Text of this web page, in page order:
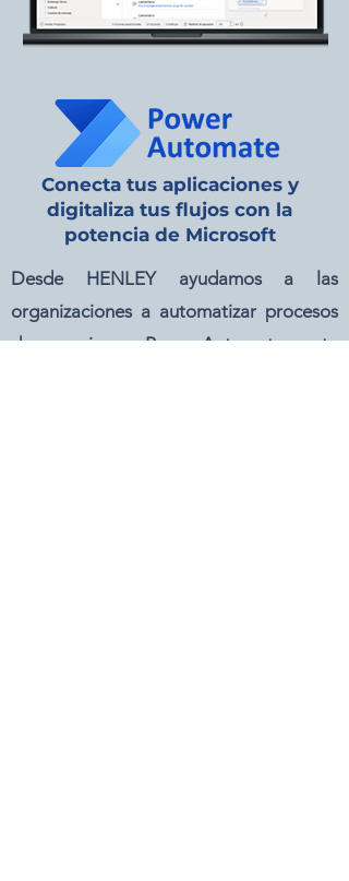
Conecta tus aplicaciones y
digitaliza tus flujos con la
potencia de Microsoft
Desde HENLEY ayudamos a las
organizaciones a automatizar procesos
de negocio con Power Automate, parte